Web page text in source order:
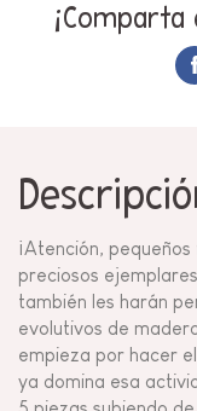
¡Atención,
preciosos
también les harán
evolutivos de
empieza por hacer
ya domina esa